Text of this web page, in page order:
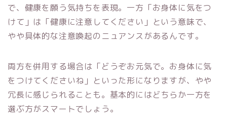
で、健康を願う気持ちを表現。一方「お身体に気をつ
けて」は「健康に注意してください」という意味で、
やや具体的な注意喚起のニュアンスがあるんです。
両方を併用する場合は「どうぞお元気で。お身体に気
をつけてくださいね」といった形になりますが、やや
冗長に感じられることも。基本的にはどちらか一方を
選ぶ方がスマートでしょう。